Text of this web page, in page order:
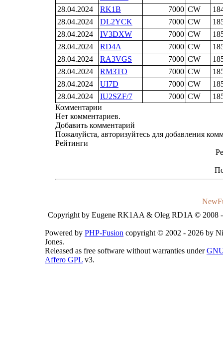
28.04.2024
RK1B 7000 CW
28.04.2024
DL2YCK 7000 CW
28.04.2024
IV3DXW 7000 CW
28.04.2024
RD4A 7000 CW
28.04.2024
RA3VGS 7000 CW
28.04.2024
RM3TO 7000 CW
28.04.2024
UI7D 7000 CW
28.04.2024
IU2SZF/7 7000 CW
Комментарии
Нет комментариев.
Добавить комментарий
Пожалуйста, авторизуйтесь для добавления
Рейтинги
Copyright by Eugene RK1AA & Oleg RD1A © 2008
Powered by PHP-Fusion copyright © 2002 - 2026 by
Jones.
Released as free software without warranties under
Affero GPL v3.